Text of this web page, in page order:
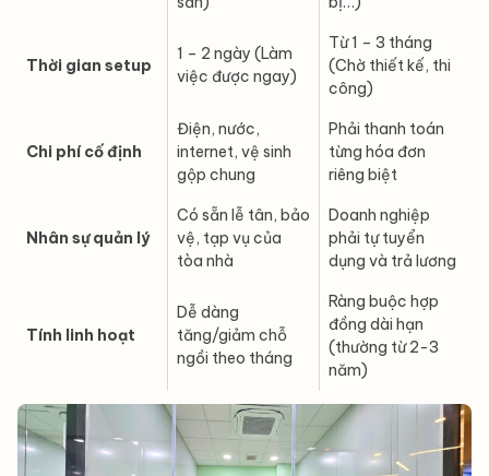
Thời gian setup
1 – 2 ngày (Làm
việc được ngay)
Từ 1 – 3 tháng
(Chờ thiết kế, thi
công)
Chi phí cố định
Điện, nước,
internet, vệ sinh
gộp chung
Phải thanh toán
từng hóa đơn
riêng biệt
Nhân sự quản lý
Có sẵn lễ tân, bảo
vệ, tạp vụ của
tòa nhà
Doanh nghiệp
phải tự tuyển
dụng và trả lương
Tính linh hoạt
Dễ dàng
tăng/giảm chỗ
ngồi theo tháng
Ràng buộc hợp
đồng dài hạn
(thường từ 2-3
năm)